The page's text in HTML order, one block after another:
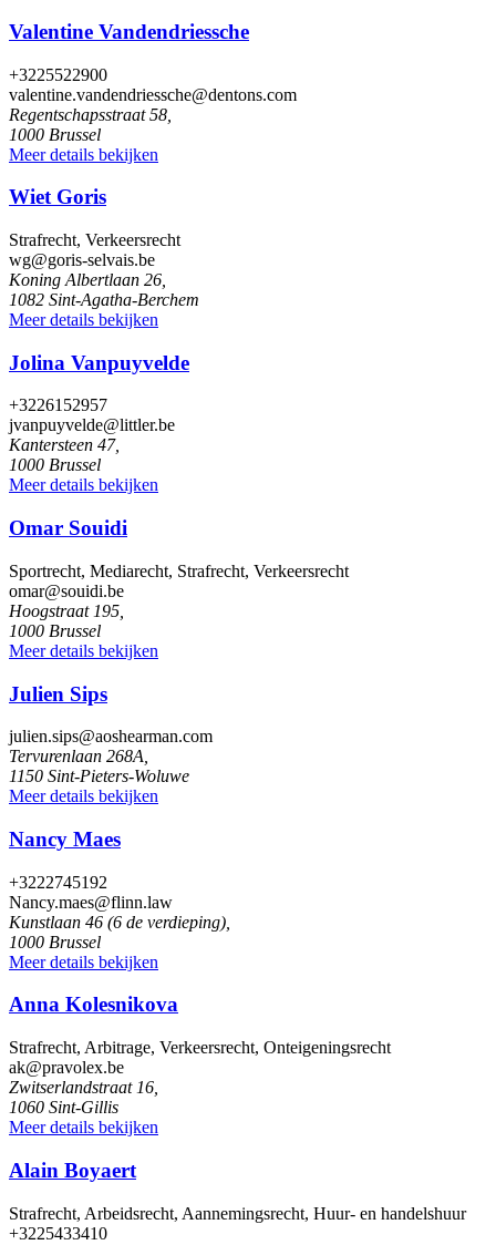
Valentine Vandendriessche
+3225522900
valentine.vandendriessche@dentons.com
Regentschapsstraat 58,
1000 Brussel
Meer details bekijken
Wiet Goris
Strafrecht, Verkeersrecht
wg@goris-selvais.be
Koning Albertlaan 26,
1082 Sint-Agatha-Berchem
Meer details bekijken
Jolina Vanpuyvelde
+3226152957
jvanpuyvelde@littler.be
Kantersteen 47,
1000 Brussel
Meer details bekijken
Omar Souidi
Sportrecht, Mediarecht, Strafrecht, Verkeersrecht
omar@souidi.be
Hoogstraat 195,
1000 Brussel
Meer details bekijken
Julien Sips
julien.sips@aoshearman.com
Tervurenlaan 268A,
1150 Sint-Pieters-Woluwe
Meer details bekijken
Nancy Maes
+3222745192
Nancy.maes@flinn.law
Kunstlaan 46 (6 de verdieping),
1000 Brussel
Meer details bekijken
Anna Kolesnikova
Strafrecht, Arbitrage, Verkeersrecht, Onteigeningsrecht
ak@pravolex.be
Zwitserlandstraat 16,
1060 Sint-Gillis
Meer details bekijken
Alain Boyaert
Strafrecht, Arbeidsrecht, Aannemingsrecht, Huur- en handelshuur
+3225433410